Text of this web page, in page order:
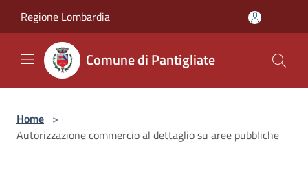
Regione Lombardia
Comune di Pantigliate
Home >
Autorizzazione commercio al dettaglio su aree pubbliche